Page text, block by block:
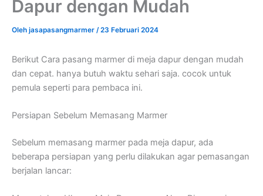
Dapur dengan Mudah
Oleh jasapasangmarmer /23 Februari 2024
Berikut Cara pasang marmer di meja dapur dengan mudah
dan cepat. hanya butuh waktu sehari saja. cocok untuk
pemula seperti para pembaca ini.
Persiapan Sebelum Memasang Marmer
Sebelum memasang marmer pada meja dapur, ada
beberapa persiapan yang perlu dilakukan agar pemasangan
berjalan lancar: